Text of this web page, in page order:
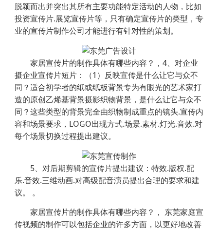
脱颖而出并突出其所有主要功能特定活动的人物，比如
投资宣传片.展览宣传片等，只有确定宣传片的类型，专
业的宣传片制作公司才能进行有针对性的策划。
家居宣传片的制作具体有哪些内容？，4、对企业
摄企业宣传片短片：（1）反映宣传是什么让它与众不
同？适合初学者的纸或纸板背景专为有眼光的艺术家打
造的原创乙烯基背景摄影织物背景，是什么让它与众不
同？这些类型的背景完全由织物制成重点的镜头.宣传内
容和场景要求，LOGO出现方式.场景.素材.灯光.音效.对
每个场景切换过程提出建议。
5、对后期剪辑的宣传片提出建议：特效.版权.配
乐.音效.三维动画.对高级配音演员提出合理的要求和建
议。 。
家居宣传片的制作具体有哪些内容？， 东莞家庭宣
传视频的制作可以包括企业的许多方面，以更好地改善